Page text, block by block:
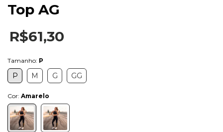
Top AG
R$61,30
Tamanho: P
P M G GG
Cor: Amarelo